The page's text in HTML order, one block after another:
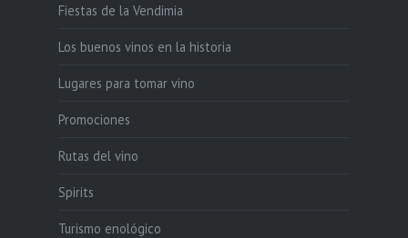
Fiestas de la Vendimia
Los buenos vinos en la historia
Lugares para tomar vino
Promociones
Rutas del vino
Spirits
Turismo enológico